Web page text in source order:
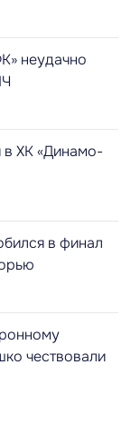
неудачно
в ХК «Динамо-
в финал
чествовали